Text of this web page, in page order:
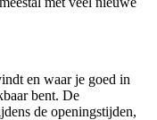
en waar je goed in
bent. De
de openingstijden,